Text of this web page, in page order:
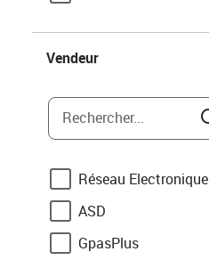
Vendeur
Rechercher...
Réseau Electronique
ASD
GpasPlus